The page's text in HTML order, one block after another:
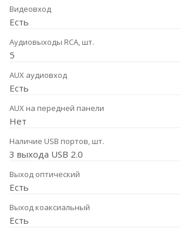
Видеовход
Есть
Аудиовыходы RCA, шт.
5
AUX аудиовход
Есть
AUX на передней панели
Нет
Наличие USB портов, шт.
3 выхода USB 2.0
Выход оптический
Есть
Выход коаксиальный
Есть